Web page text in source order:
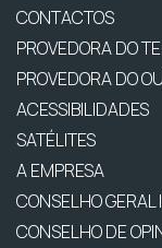
CONTACTOS
PROVEDORA DO
PROVEDORA DO
ACESSIBILIDADES
SATÉLITES
A EMPRESA
CONSELHO
CONSELHO DE